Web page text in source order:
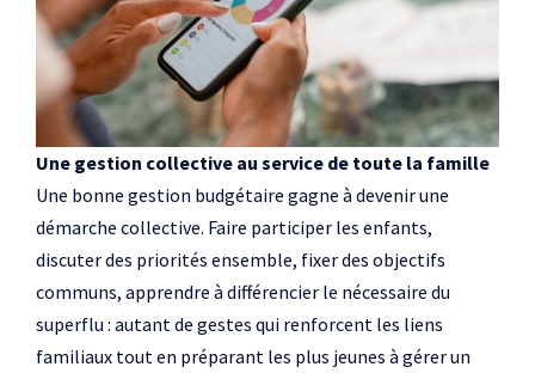
Une gestion collective au service de toute la famille
Une bonne gestion budgétaire gagne à devenir une
démarche collective. Faire participer les enfants,
discuter des priorités ensemble, fixer des objectifs
communs, apprendre à différencier le nécessaire du
superflu : autant de gestes qui renforcent les liens
familiaux tout en préparant les plus jeunes à gérer un